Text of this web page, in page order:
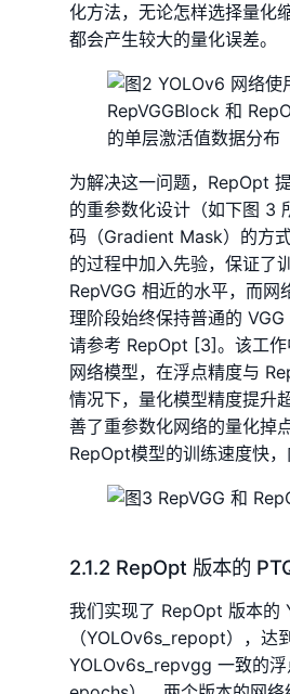
化方法，无论怎样选择量化
都会产生较大的量化误差。
为解决这一问题，RepOpt
的重参数化设计（如下图 3
码（Gradient Mask）的方
的过程中加入先验，保证了
RepVGG 相近的水平，而网
理阶段始终保持普通的
请参考 RepOpt [3]。该工
网络模型，在浮点精度与
情况下，量化模型精度提升
善了重参数化网络的量化掉
RepOpt模型的训练速度快，
2.1.2 RepOpt 版本的
我们实现了 RepOpt 版本的
（YOLOv6s_repopt），达
YOLOv6s_repvgg 一致的